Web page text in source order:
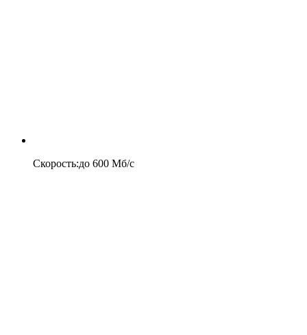
Скорость:до 600 Мб/c